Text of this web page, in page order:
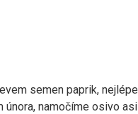
semen paprik, nejlépe
února, namočíme osivo